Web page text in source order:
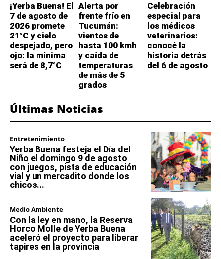
¡Yerba Buena! El
7 de agosto de
2026 promete
21°C y cielo
despejado, pero
ojo: la mínima
será de 8,7°C
Alerta por
frente frío en
Tucumán:
vientos de
hasta 100 kmh
y caída de
temperaturas
de más de 5
grados
Celebración
especial para
los médicos
veterinarios:
conocé la
historia detrás
del 6 de agosto
Últimas Noticias
Entretenimiento
Yerba Buena festeja el Día del
Niño el domingo 9 de agosto
con juegos, pista de educación
vial y un mercadito donde los
chicos...
Medio Ambiente
Con la ley en mano, la Reserva
Horco Molle de Yerba Buena
aceleró el proyecto para liberar
tapires en la provincia